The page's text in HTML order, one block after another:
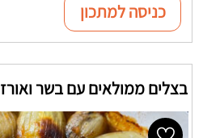
כניסה למתכון
בצלים ממולאים עם בשר ואורז